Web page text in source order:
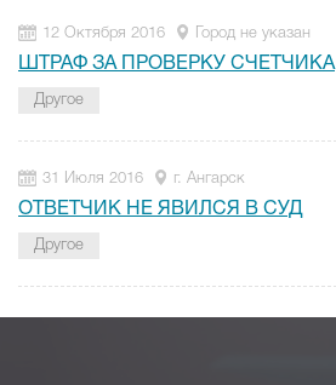
12 Октября 2016 Город не указан
ШТРАФ ЗА ПРОВЕРКУ СЧЕТЧИКА
Другое
31 Июля 2016 г. Ангарск
ОТВЕТЧИК НЕ ЯВИЛСЯ В СУД
Другое